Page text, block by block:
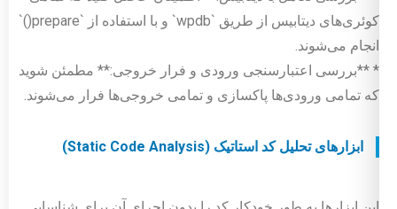
کوئری‌های دیتابیس از طریق `wpdb` و با استفاده از `prepare()`
انجام می‌شوند.
* **بررسی اعتبارسنجی ورودی و فرار خروجی:** مطمئن شوید
که تمامی ورودی‌ها پاکسازی و تمامی خروجی‌ها فرار می‌شوند.
ابزارهای تحلیل کد استاتیک (Static Code Analysis)